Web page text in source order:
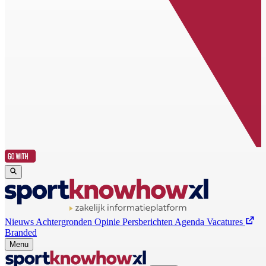
Nieuws Achtergronden Opinie Persberichten Agenda Vacatures
Branded
Menu